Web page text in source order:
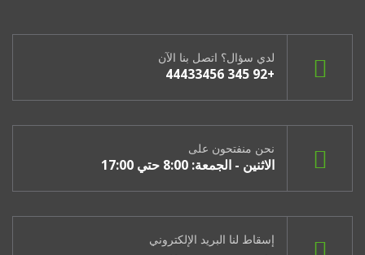
لدي سؤال؟ اتصل بنا الآن
+92 345 44433456
نحن منفتحون على
الاثنين - الجمعة: 8:00 حتي 17:00
إسقاط لنا البريد الإلكتروني